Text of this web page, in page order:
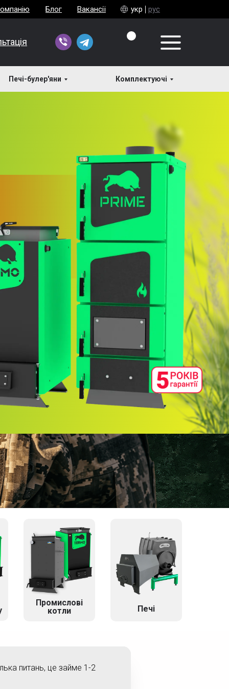
укр рус
Блог Вакансії
Печі-булер'яни Комплектуючі
Печі
Промислові
котли
питань, це займе 1-2